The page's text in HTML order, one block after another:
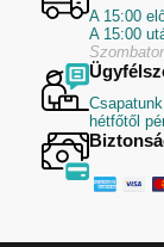
A 15:00
A 15:00
hétfőtől